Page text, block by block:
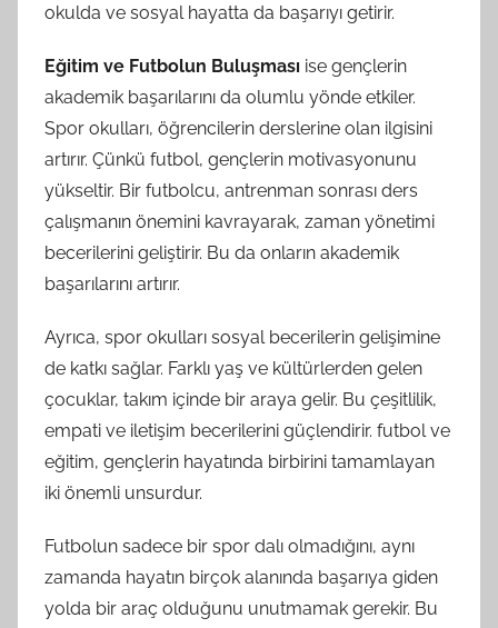
okulda ve sosyal hayatta da başarıyı getirir.
Eğitim ve Futbolun Buluşması ise gençlerin
akademik başarılarını da olumlu yönde etkiler.
Spor okulları, öğrencilerin derslerine olan ilgisini
artırır. Çünkü futbol, gençlerin motivasyonunu
yükseltir. Bir futbolcu, antrenman sonrası ders
çalışmanın önemini kavrayarak, zaman yönetimi
becerilerini geliştirir. Bu da onların akademik
başarılarını artırır.
Ayrıca, spor okulları sosyal becerilerin gelişimine
de katkı sağlar. Farklı yaş ve kültürlerden gelen
çocuklar, takım içinde bir araya gelir. Bu çeşitlilik,
empati ve iletişim becerilerini güçlendirir. futbol ve
eğitim, gençlerin hayatında birbirini tamamlayan
iki önemli unsurdur.
Futbolun sadece bir spor dalı olmadığını, aynı
zamanda hayatın birçok alanında başarıya giden
yolda bir araç olduğunu unutmamak gerekir. Bu